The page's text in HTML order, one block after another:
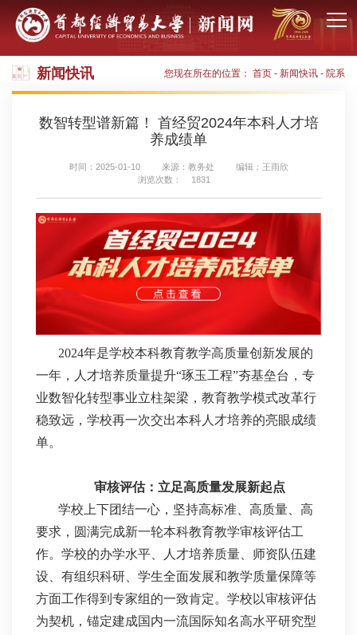
新闻快讯 您现在所在的位置： 首页 - 新闻快讯 - 院系
数智转型谱新篇！ 首经贸2024年本科人才培
养成绩单
时间：2025-01-10 来源：教务处
编辑：王雨欣
浏览次数：
1831
2024年是学校本科教育教学高质量创新发展的
一年，人才培养质量提升“琢玉工程”夯基垒台，专
业数智化转型事业立柱架梁，教育教学模式改革行
稳致远，学校再一次交出本科人才培养的亮眼成绩
单。
审核评估：立足高质量发展新起点
学校上下团结一心，坚持高标准、高质量、高
要求，圆满完成新一轮本科教育教学审核评估工
作。学校的办学水平、人才培养质量、师资队伍建
设、有组织科研、学生全面发展和教学质量保障等
方面工作得到专家组的一致肯定。学校以审核评估
为契机，锚定建成国内一流国际知名高水平研究型